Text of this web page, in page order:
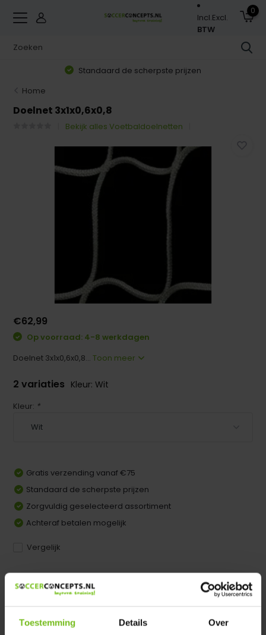
Toestemming Details Over
Incl.Excl.
BTW
0
Standaard de scherpste prijzen
Home
Doelnet 3x1x0,6x0,8
Bekijk alles Voetbaldoelnetten
€62,99
Op voorraad: 4-8 werkdagen
Doelnet 3x1x0,6x0,8...Toon meer
2 variaties Kleur: Wit
Kleur: *
Gratis verzending vanaf €75
Standaard de scherpste prijzen
Zorgvuldig geselecteerd assortiment
Achteraf betalen mogelijk
Vergelijk
Dir product is beschikbaar in de volgende varianten:
We helpen u graag met meer informatie